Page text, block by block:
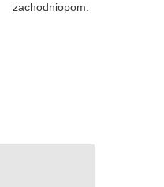
zachodniopom.